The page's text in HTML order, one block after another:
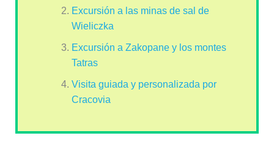
Excursión a las minas de sal de
Wieliczka
Excursión a Zakopane y los montes
Tatras
Visita guiada y personalizada por
Cracovia